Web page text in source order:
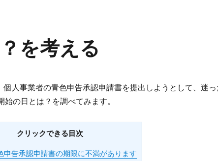
を考える
人事業者の青色申告承認申請書を提出しようとして、迷っ
始の日とは？を調べてみます。
クリックできる目次
申告承認申請書の期限に不満があります